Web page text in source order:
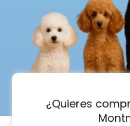
¿Quieres